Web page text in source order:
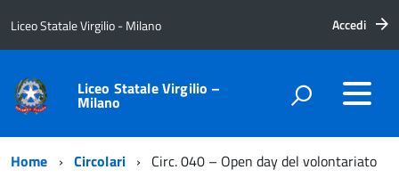
Liceo Statale Virgilio - Milano Accedi
Liceo Statale Virgilio –
Milano
Home Circolari Circ. 040 – Open day del volontariato